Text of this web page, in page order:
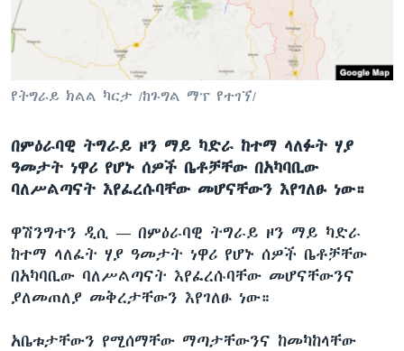
ቋንቋዎች
የትግራይ ክልል ካርታ /ከጉግል ማፕ የተገኘ/
በምዕራባዊ ትግራይ ዞን ማይ ካድራ ከተማ ላለፉት ሃያ
ዓመታት ነዋሪ የሆኑ ሰዎች ቤቶቻቸው በአካባቢው
ባለሥልጣናት እየፈረሱባቸው መሆናቸውን እየገለፁ ነው።
ዋሽንግተን ዲሲ — በምዕራባዊ ትግራይ ዞን ማይ ካድራ
ከተማ ላለፈት ሃያ ዓመታት ነዋሪ የሆኑ ሰዎች ቤቶቻቸው
በአካባቢው ባለሥልጣናት እየፈረሱባቸው መሆናቸውንና
ያለመጠለያ መቅረታቸውን እየገለፁ ነው።
አቤቱታቸውን የሚሰማቸው ማጣታቸውንና ከመካከላቸው